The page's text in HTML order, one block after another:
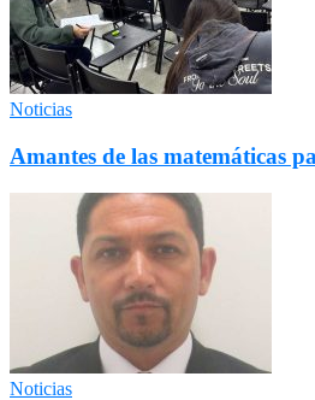
Noticias
Amantes de las matemáticas
Noticias